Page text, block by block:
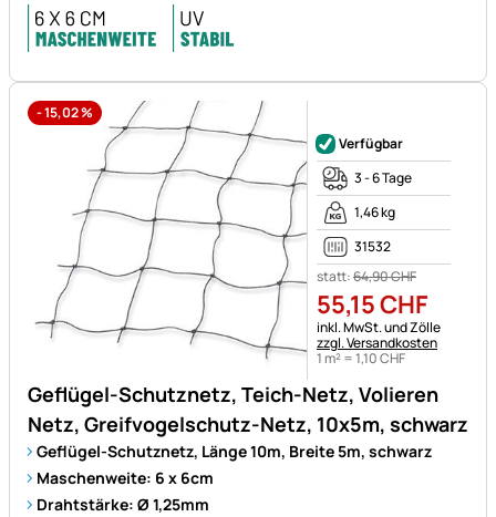
-15,02%
Geflügel-Schutznetz, Teich-Netz, Volieren
Netz, Greifvogelschutz-Netz, 10x5m, schwarz
Geflügel-Schutznetz, Länge 10m, Breite 5m, schwarz
Maschenweite: 6 x 6cm
Drahtstärke: Ø 1,25mm
Verfügbar
3 - 6 Tage
1,46 kg
31532
statt:64,90CHF
55,15CHF
Steuerhinweis:
inkl. MwSt. und Zölle
zzgl. Versandkosten
1 m² =1,10CHF